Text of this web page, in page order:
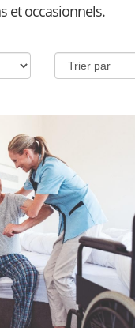
et occasionnels.